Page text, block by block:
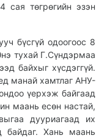
сая төгрөгийн эзэн
бүсгүй одоогоос 8
тухай Г.Сүндэрмаа
байхыг хүсдэггүй.
манай хамтлаг АНУ-
үерхэж байгаад
маань есөн настай,
дууриагаад их
байдаг. Хань маань